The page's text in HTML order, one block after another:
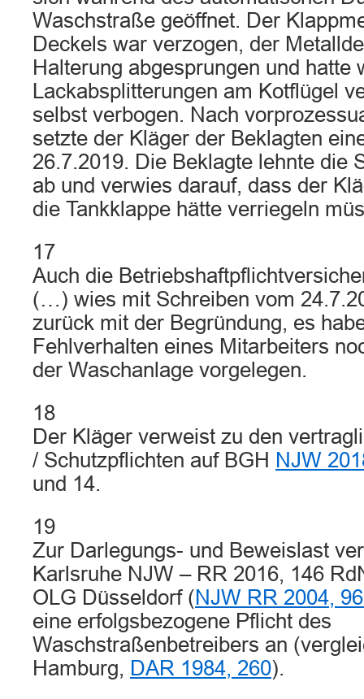
Waschstraße geöffnet. Der
Deckels war verzogen, der
Halterung abgesprungen und hatte
Lackabsplitterungen am Kotflügel
selbst verbogen. Nach
setzte der Kläger der Beklagten
26.7.2019. Die Beklagte lehnte die
ab und verwies darauf, dass der
die Tankklappe hätte verriegeln
17
Auch die
(…) wies mit Schreiben vom
zurück mit der Begründung, es
Fehlverhalten eines Mitarbeiters
der Waschanlage vorgelegen.
18
Der Kläger verweist zu den
/ Schutzpflichten auf BGH NJW
und 14.
19
Zur Darlegungs- und Beweislast
Karlsruhe NJW – RR 2016, 146
OLG Düsseldorf (NJW RR 2004,
eine erfolgsbezogene Pflicht des
Waschstraßenbetreibers an
Hamburg, DAR 1984, 260).